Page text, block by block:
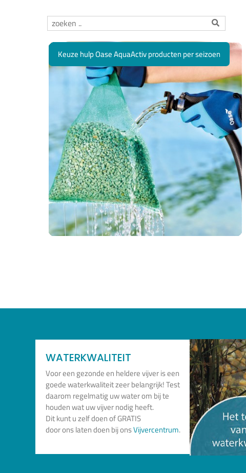
WATERKWALITEIT
Voor een gezonde en heldere vijver is een
goede waterkwaliteit zeer belangrijk! Test
daarom regelmatig uw water om bij te
houden wat uw vijver nodig heeft.
Dit kunt u zelf doen of GRATIS
door ons laten doen bij onsVijvercentrum.